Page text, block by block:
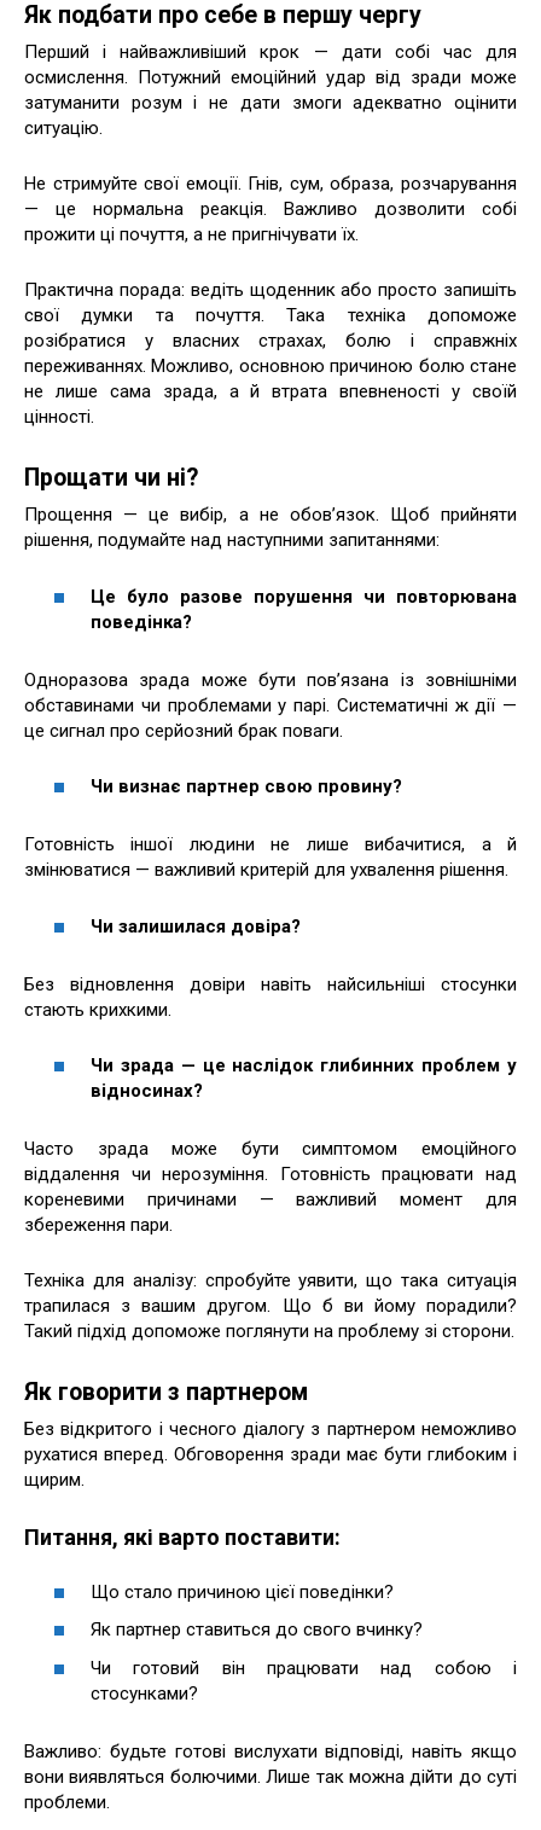
Як подбати про себе в першу чергу
Перший і найважливіший крок — дати собі час для
осмислення. Потужний емоційний удар від зради може
затуманити розум і не дати змоги адекватно оцінити
ситуацію.
Не стримуйте свої емоції. Гнів, сум, образа, розчарування
— це нормальна реакція. Важливо дозволити собі
прожити ці почуття, а не пригнічувати їх.
Практична порада: ведіть щоденник або просто запишіть
свої думки та почуття. Така техніка допоможе
розібратися у власних страхах, болю і справжніх
переживаннях. Можливо, основною причиною болю стане
не лише сама зрада, а й втрата впевненості у своїй
цінності.
Прощати чи ні?
Прощення — це вибір, а не обов’язок. Щоб прийняти
рішення, подумайте над наступними запитаннями:
Це було разове порушення чи повторювана
поведінка?
Одноразова зрада може бути пов’язана із зовнішніми
обставинами чи проблемами у парі. Систематичні ж дії —
це сигнал про серйозний брак поваги.
Чи визнає партнер свою провину?
Готовність іншої людини не лише вибачитися, а й
змінюватися — важливий критерій для ухвалення рішення.
Чи залишилася довіра?
Без відновлення довіри навіть найсильніші стосунки
стають крихкими.
Чи зрада — це наслідок глибинних проблем у
відносинах?
Часто зрада може бути симптомом емоційного
віддалення чи нерозуміння. Готовність працювати над
кореневими причинами — важливий момент для
збереження пари.
Техніка для аналізу: спробуйте уявити, що така ситуація
трапилася з вашим другом. Що б ви йому порадили?
Такий підхід допоможе поглянути на проблему зі сторони.
Як говорити з партнером
Без відкритого і чесного діалогу з партнером неможливо
рухатися вперед. Обговорення зради має бути глибоким і
щирим.
Питання, які варто поставити:
Що стало причиною цієї поведінки?
Як партнер ставиться до свого вчинку?
Чи готовий він працювати над собою і
стосунками?
Важливо: будьте готові вислухати відповіді, навіть якщо
вони виявляться болючими. Лише так можна дійти до суті
проблеми.